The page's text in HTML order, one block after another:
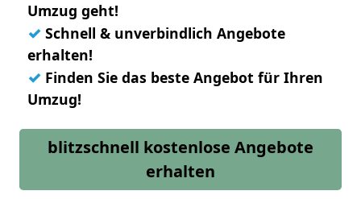
Umzug geht!
✓ Schnell & unverbindlich Angebote
erhalten!
✓ Finden Sie das beste Angebot für Ihren
Umzug!
blitzschnell kostenlose Angebote
erhalten